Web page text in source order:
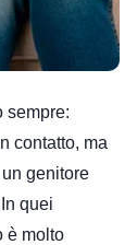
sempre:
contatto, ma
genitore
quei
è molto